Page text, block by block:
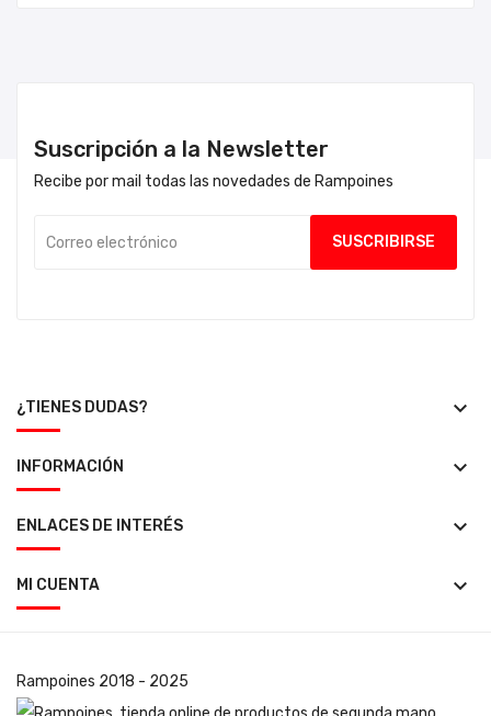
Suscripción a la Newsletter
Recibe por mail todas las novedades de Rampoines
¿TIENES DUDAS? keyboard_arrow_down
INFORMACIÓN keyboard_arrow_down
ENLACES DE INTERÉS keyboard_arrow_down
MI CUENTA keyboard_arrow_down
Rampoines 2018 - 2025